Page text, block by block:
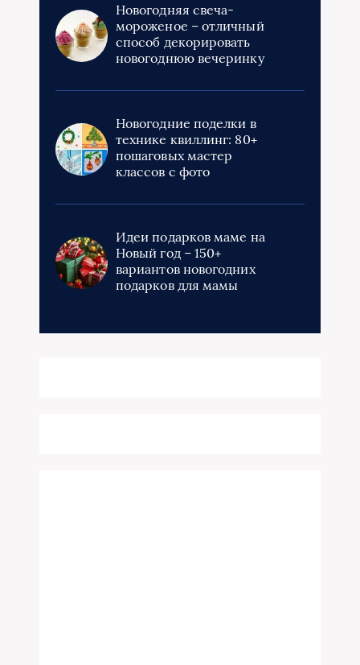
Новогодняя свеча-
мороженое – отличный
способ декорировать
новогоднюю вечеринку
Новогодние поделки в
технике квиллинг: 80+
пошаговых мастер
классов с фото
Идеи подарков маме на
Новый год – 150+
вариантов новогодних
подарков для мамы